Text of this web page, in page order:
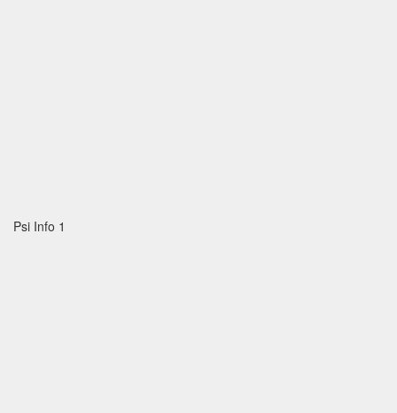
Psi Info 1